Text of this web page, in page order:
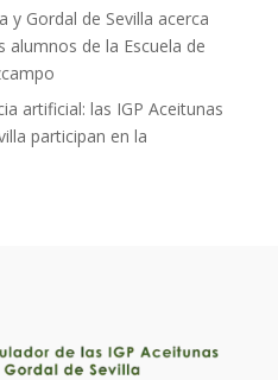
y Gordal de Sevilla acerca
alumnos de la Escuela de
artificial: las IGP Aceitunas
participan en la